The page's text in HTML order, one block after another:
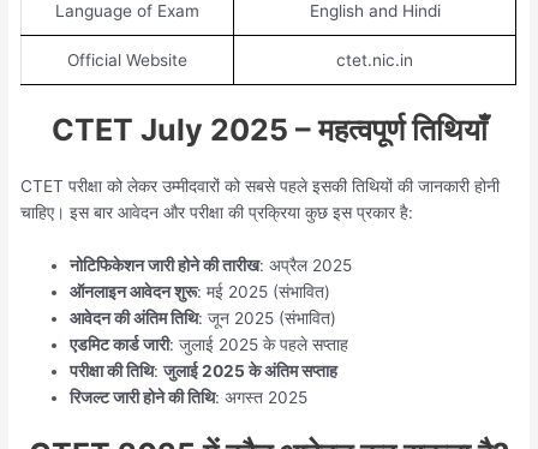
Language of Exam English and Hindi
Official Website ctet.nic.in
CTET July 2025 – महत्वपूर्ण तिथियाँ
CTET परीक्षा को लेकर उम्मीदवारों को सबसे पहले इसकी तिथियों की जानकारी होनी
चाहिए। इस बार आवेदन और परीक्षा की प्रक्रिया कुछ इस प्रकार है:
नोटिफिकेशन जारी होने की तारीख: अप्रैल 2025
ऑनलाइन आवेदन शुरू: मई 2025 (संभावित)
आवेदन की अंतिम तिथि: जून 2025 (संभावित)
एडमिट कार्ड जारी: जुलाई 2025 के पहले सप्ताह
परीक्षा की तिथि:जुलाई 2025 के अंतिम सप्ताह
रिजल्ट जारी होने की तिथि: अगस्त 2025